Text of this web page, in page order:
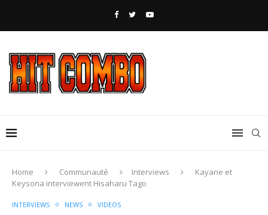
Home Communauté Interviews
Kayane et
Keysona interviewent Hisaharu Tago
INTERVIEWS NEWS VIDEOS